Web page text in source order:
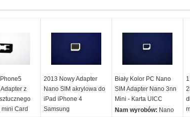
z
Card
2013 Nowy Adapter
Nano SIM akrylowa do
iPad iPhone 4
Samsung
Biały Kolor PC Nano
SIM Adapter Nano 3nn
Mini - Karta UICC
Nam wyrobów: Nano